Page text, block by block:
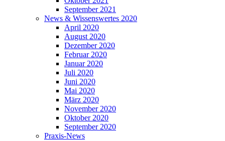
September 2021
News & Wissenswertes 2020
April 2020
August 2020
Dezember 2020
Februar 2020
Januar 2020
Juli 2020
Juni 2020
Mai 2020
März 2020
November 2020
Oktober 2020
September 2020
Praxis-News